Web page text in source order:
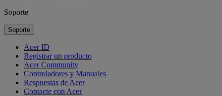
Soporte
Soporte
Acer ID
Registrar un producto
Acer Community
Controladores y Manuales
Respuestas de Acer
Contacte con Acer